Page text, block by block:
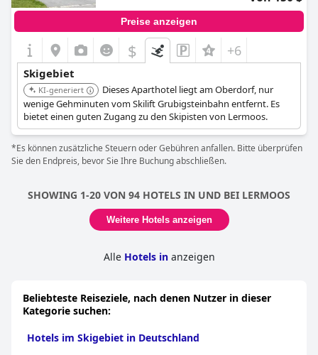
Preise anzeigen
$ +6
Skigebiet
KI-generiert
Dieses Aparthotel liegt am Oberdorf, nur
wenige Gehminuten vom Skilift Grubigsteinbahn entfernt. Es
bietet einen guten Zugang zu den Skipisten von Lermoos.
*Es können zusätzliche Steuern oder Gebühren anfallen. Bitte überprüfen
Sie den Endpreis, bevor Sie Ihre Buchung abschließen.
SHOWING 1-20 VON 94 HOTELS IN UND BEI LERMOOS
Weitere Hotels anzeigen
Alle Hotels in anzeigen
Beliebteste Reiseziele, nach denen Nutzer in dieser
Kategorie suchen:
Hotels im Skigebiet in Deutschland